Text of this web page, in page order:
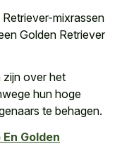
mixrassen
Golden Retriever
zijn over het
hun hoge
te behagen.
Golden